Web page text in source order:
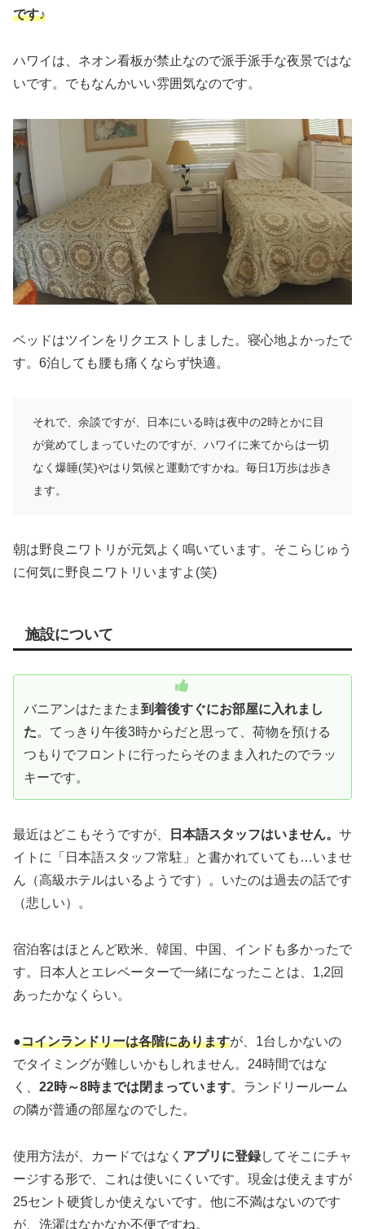
です♪
ハワイは、ネオン看板が禁止なので派手派手な夜景ではな
いです。でもなんかいい雰囲気なのです。
ベッドはツインをリクエストしました。寝心地よかったで
す。6泊しても腰も痛くならず快適。
それで、余談ですが、日本にいる時は夜中の2時とかに目
が覚めてしまっていたのですが、ハワイに来てからは一切
なく爆睡(笑)やはり気候と運動ですかね。毎日1万歩は歩き
ます。
朝は野良ニワトリが元気よく鳴いています。そこらじゅう
に何気に野良ニワトリいますよ(笑)
施設について
バニアンはたまたま 到着後すぐにお部屋に入れまし
た。てっきり午後3時からだと思って、荷物を預ける
つもりでフロントに行ったらそのまま入れたのでラッ
キーです。
最近はどこもそうですが、 日本語スタッフはいません。 サ
イトに「日本語スタッフ常駐」と書かれていても…いませ
ん（高級ホテルはいるようです）。いたのは過去の話です
（悲しい）。
宿泊客はほとんど欧米、韓国、中国、インドも多かったで
す。日本人とエレベーターで一緒になったことは、1,2回
あったかなくらい。
●コインランドリーは各階にありますが、1台しかないの
でタイミングが難しいかもしれません。24時間ではな
く、 22時～8時までは閉まっています。ランドリールーム
の隣が普通の部屋なのでした。
使用方法が、カードではなく アプリに登録してそこにチャ
ージする形で、これは使いにくいです。現金は使えますが
25セント硬貨しか使えないです。他に不満はないのです
が、洗濯はなかなか不便ですね。